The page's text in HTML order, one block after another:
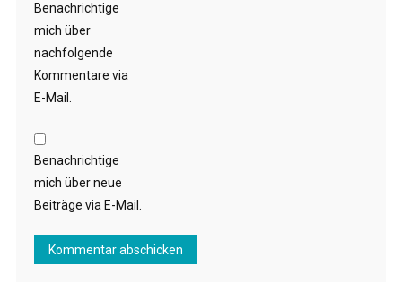
Benachrichtige
mich über
nachfolgende
Kommentare via
E-Mail.
Benachrichtige
mich über neue
Beiträge via E-Mail.